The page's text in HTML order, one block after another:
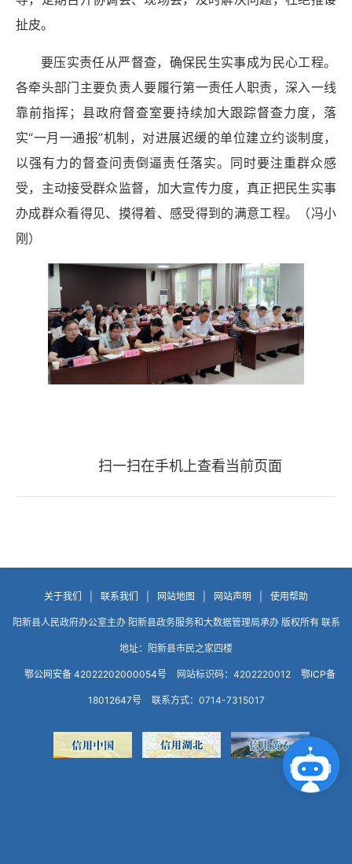
扯皮。
要压实责任从严督查，确保民生实事成为民心工程。
各牵头部门主要负责人要履行第一责任人职责，深入一线
靠前指挥；县政府督查室要持续加大跟踪督查力度，落
实“一月一通报”机制，对进展迟缓的单位建立约谈制度，
以强有力的督查问责倒逼责任落实。同时要注重群众感
受，主动接受群众监督，加大宣传力度，真正把民生实事
办成群众看得见、摸得着、感受得到的满意工程。（冯小
刚）
扫一扫在手机上查看当前页面
关于我们 联系我们 网站地图 网站声明 使用帮助
阳新县人民政府办公室主办 阳新县政务服务和大数据管理局承办 版权所有 联系
地址：阳新县市民之家四楼
鄂公网安备 42022202000054号 网站标识码：4202220012 鄂ICP备
18012647号 联系方式：0714-7315017